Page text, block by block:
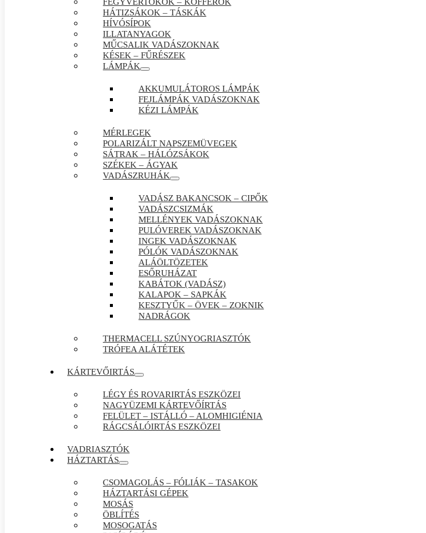
HÁTIZSÁKOK – TÁSKÁK
HÍVÓSÍPOK
ILLATANYAGOK
MŰCSALIK VADÁSZOKNAK
KÉSEK – FŰRÉSZEK
LÁMPÁK
AKKUMULÁTOROS LÁMPÁK
FEJLÁMPÁK VADÁSZOKNAK
KÉZI LÁMPÁK
MÉRLEGEK
POLARIZÁLT NAPSZEMÜVEGEK
SÁTRAK – HÁLÓZSÁKOK
SZÉKEK – ÁGYAK
VADÁSZRUHÁK
VADÁSZ BAKANCSOK – CIPŐK
VADÁSZCSIZMÁK
MELLÉNYEK VADÁSZOKNAK
PULÓVEREK VADÁSZOKNAK
INGEK VADÁSZOKNAK
PÓLÓK VADÁSZOKNAK
ALÁÖLTÖZETEK
ESŐRUHÁZAT
KABÁTOK (VADÁSZ)
KALAPOK – SAPKÁK
KESZTYŰK – ÖVEK – ZOKNIK
NADRÁGOK
THERMACELL SZÚNYOGRIASZTÓK
TRÓFEA ALÁTÉTEK
KÁRTEVŐIRTÁS
LÉGY ÉS ROVARIRTÁS ESZKÖZEI
NAGYÜZEMI KÁRTEVŐÍRTÁS
FELÜLET – ISTÁLLÓ – ALOMHIGIÉNIA
RÁGCSÁLÓIRTÁS ESZKÖZEI
VADRIASZTÓK
HÁZTARTÁS
CSOMAGOLÁS – FÓLIÁK – TASAKOK
HÁZTARTÁSI GÉPEK
MOSÁS
ÖBLÍTÉS
MOSOGATÁS